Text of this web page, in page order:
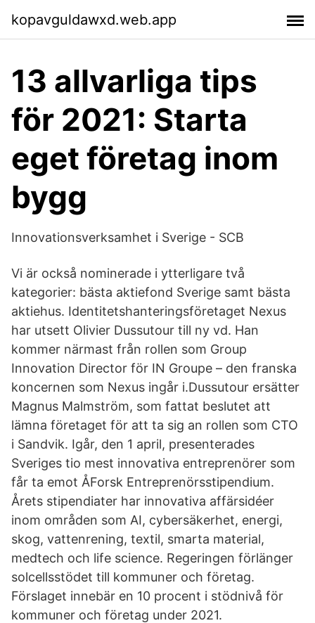
kopavguldawxd.web.app
13 allvarliga tips
för 2021: Starta
eget företag inom
bygg
Innovationsverksamhet i Sverige - SCB
Vi är också nominerade i ytterligare två
kategorier: bästa aktiefond Sverige samt bästa
aktiehus. Identitetshanteringsföretaget Nexus
har utsett Olivier Dussutour till ny vd. Han
kommer närmast från rollen som Group
Innovation Director för IN Groupe – den franska
koncernen som Nexus ingår i.Dussutour ersätter
Magnus Malmström, som fattat beslutet att
lämna företaget för att ta sig an rollen som CTO
i Sandvik. Igår, den 1 april, presenterades
Sveriges tio mest innovativa entreprenörer som
får ta emot ÅForsk Entreprenörsstipendium.
Årets stipendiater har innovativa affärsidéer
inom områden som AI, cybersäkerhet, energi,
skog, vattenrening, textil, smarta material,
medtech och life science. Regeringen förlänger
solcellsstödet till kommuner och företag.
Förslaget innebär en 10 procent i stödnivå för
kommuner och företag under 2021.